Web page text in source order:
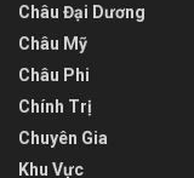
Châu Đại Dương
Châu Mỹ
Châu Phi
Chính Trị
Chuyên Gia
Khu Vực